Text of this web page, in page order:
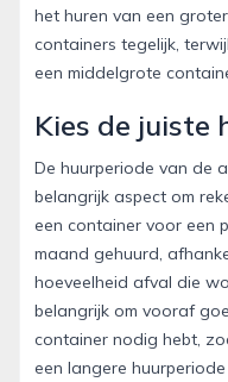
het huren van een
containers tegelijk,
een middelgrote
Kies de juiste
De huurperiode van de
belangrijk aspect om
een container voor een
maand gehuurd,
hoeveelheid afval die
belangrijk om vooraf
container nodig hebt,
een langere